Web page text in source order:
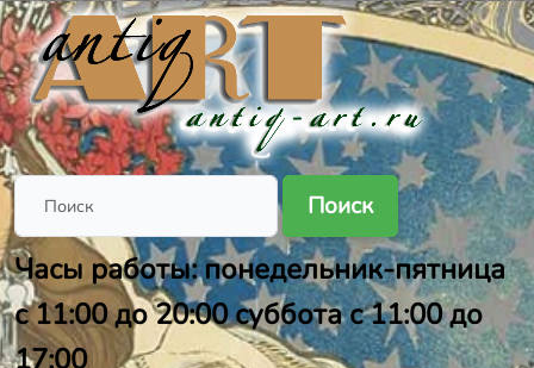
Поиск
Часы работы: понедельник-пятница
с 11:00 до 20:00 суббота с 11:00 до
17:00